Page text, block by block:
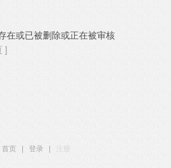
在或已被删除或正在被审核
]
首页 登录 注册